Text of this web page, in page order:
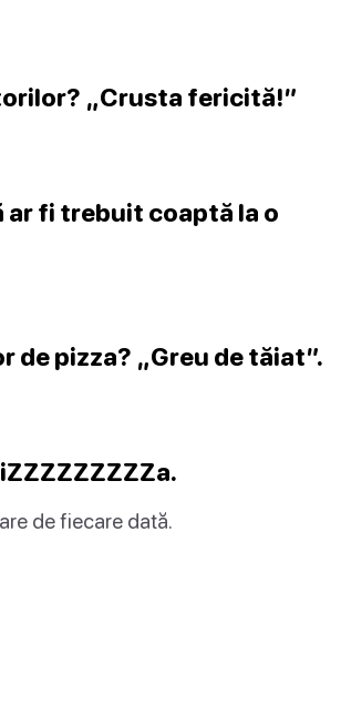
„Crusta fericită!”
ar fi trebuit coaptă la o
pizza? „Greu de tăiat”.
de fiecare dată.